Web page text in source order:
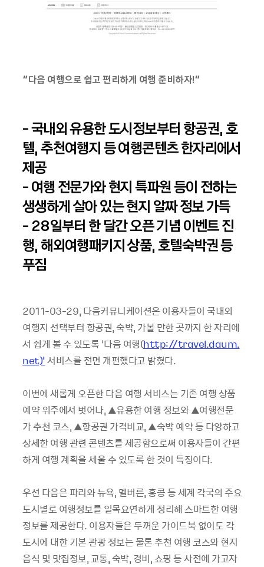
“다음 여행으로 쉽고 편리하게 여행 준비하자!”
- 국내외 유용한 도시정보부터 항공권, 호
텔, 추천여행지 등 여행콘텐츠 한자리에서
제공
- 여행 전문가와 현지 특파원 등이 전하는
생생하게 살아 있는 현지 알짜 정보 가득
- 28일부터 한 달간 오픈 기념 이벤트 진
행, 해외여행패키지 상품, 호텔숙박권 등
푸짐
2011-03-29, 다음커뮤니케이션은 이용자들이 국내외
여행지 선택부터 항공권, 숙박, 가볼 만한 곳까지 한 자리에
서 쉽게 볼 수 있도록 ‘다음 여행(http://travel.daum.
net)’ 서비스를 전면 개편했다고 밝혔다.
이번에 새롭게 오픈한 다음 여행 서비스는 기존 여행 상품
예약 위주에서 벗어나, ▲유용한 여행 정보와 ▲여행전문
가 추천 코스, ▲항공권 가격비교, ▲숙박 예약 등 다양하고
상세한 여행 관련 콘텐츠를 제공함으로써 이용자들이 간편
하게 여행 계획을 세울 수 있도록 한 것이 특징이다.
우선 다음은 파리와 뉴욕, 멜버른, 홍콩 등 세계 각국의 주요
도시별로 여행정보를 일목요연하게 정리해 스마트한 여행
정보를 제공한다. 이용자들은 두꺼운 가이드북 없이도 각
도시에 대한 기본 관광 정보는 물론 추천 여행 코스와 현지
음식 및 맛집정보, 교통, 숙박, 경비, 쇼핑 등 사전에 가고자